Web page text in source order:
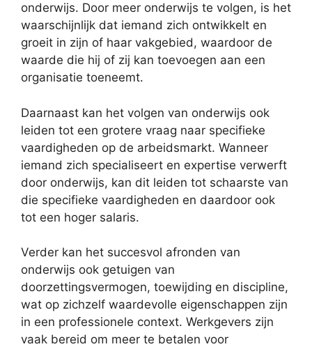
onderwijs. Door meer onderwijs te volgen, is het
waarschijnlijk dat iemand zich ontwikkelt en
groeit in zijn of haar vakgebied, waardoor de
waarde die hij of zij kan toevoegen aan een
organisatie toeneemt.
Daarnaast kan het volgen van onderwijs ook
leiden tot een grotere vraag naar specifieke
vaardigheden op de arbeidsmarkt. Wanneer
iemand zich specialiseert en expertise verwerft
door onderwijs, kan dit leiden tot schaarste van
die specifieke vaardigheden en daardoor ook
tot een hoger salaris.
Verder kan het succesvol afronden van
onderwijs ook getuigen van
doorzettingsvermogen, toewijding en discipline,
wat op zichzelf waardevolle eigenschappen zijn
in een professionele context. Werkgevers zijn
vaak bereid om meer te betalen voor